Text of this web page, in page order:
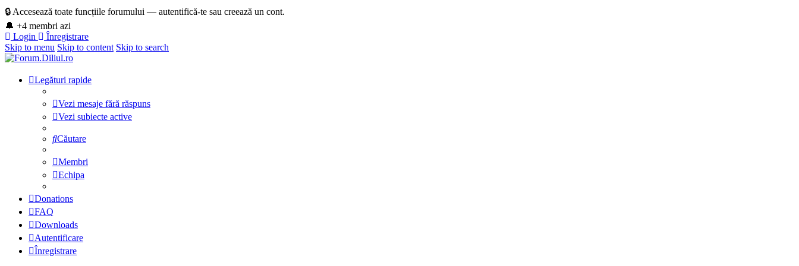
🔒 Accesează toate funcțiile forumului — autentifică-te sau creează un cont.
🔔 +4 membri azi
Login
Înregistrare
Skip to menu Skip to content Skip to search
Legături rapide
Vezi mesaje fără răspuns
Vezi subiecte active
Căutare
Membri
Echipa
Donations
FAQ
Downloads
Autentificare
Înregistrare